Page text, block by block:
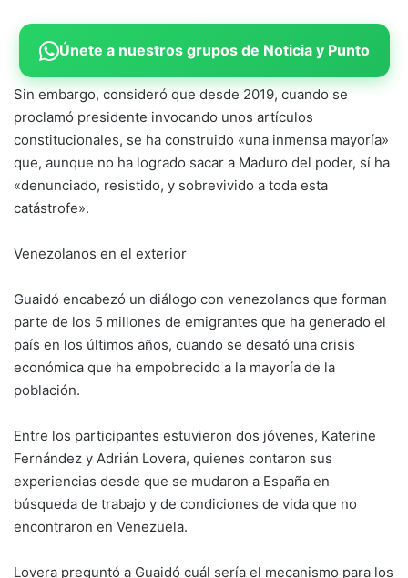
Únete a nuestros grupos de Noticia y Punto
Sin embargo, consideró que desde 2019, cuando se
proclamó presidente invocando unos artículos
constitucionales, se ha construido «una inmensa mayoría»
que, aunque no ha logrado sacar a Maduro del poder, sí ha
«denunciado, resistido, y sobrevivido a toda esta
catástrofe».
Venezolanos en el exterior
Guaidó encabezó un diálogo con venezolanos que forman
parte de los 5 millones de emigrantes que ha generado el
país en los últimos años, cuando se desató una crisis
económica que ha empobrecido a la mayoría de la
población.
Entre los participantes estuvieron dos jóvenes, Katerine
Fernández y Adrián Lovera, quienes contaron sus
experiencias desde que se mudaron a España en
búsqueda de trabajo y de condiciones de vida que no
encontraron en Venezuela.
Lovera preguntó a Guaidó cuál sería el mecanismo para los